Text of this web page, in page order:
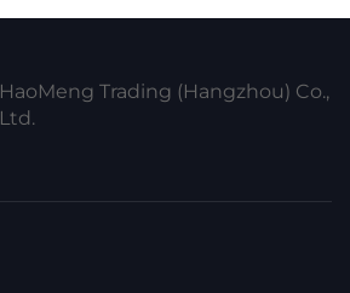
HaoMeng Trading (Hangzhou) Co.,
Ltd.